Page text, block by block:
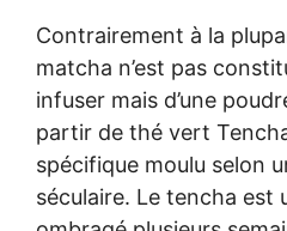
Contrairement à la
matcha n’est pas
infuser mais d’une
partir de thé vert
spécifique moulu selon
séculaire. Le tencha est